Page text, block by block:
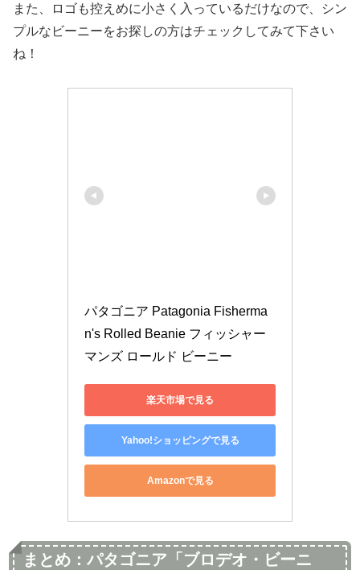
また、ロゴも控えめに小さく入っているだけなので、シン
プルなビーニーをお探しの方はチェックしてみて下さい
ね！
パタゴニア Patagonia Fisherma
n's Rolled Beanie フィッシャー
マンズ ロールド ビーニー
楽天市場で見る
Yahoo!ショッピングで見る
Amazonで見る
まとめ：パタゴニア「ブロデオ・ビーニ